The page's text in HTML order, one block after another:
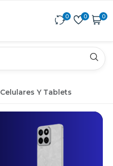
0 0 0
Celulares Y Tablets